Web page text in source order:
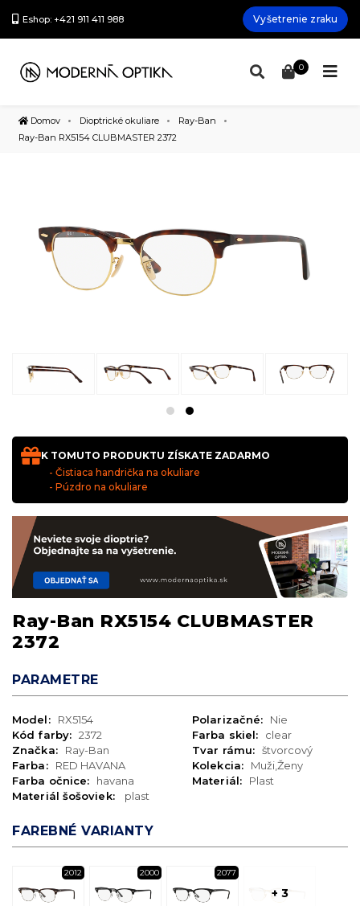
Eshop: +421 911 411 988 Vyšetrenie zraku
0
Domov Dioptrické okuliare
Ray-Ban
Ray-Ban RX5154 CLUBMASTER 2372
K TOMUTO PRODUKTU ZÍSKATE ZADARMO
- Čistiaca handrička na okuliare
- Púzdro na okuliare
Ray-Ban RX5154 CLUBMASTER
2372
PARAMETRE
Model:
RX5154
Kód farby: 2372
Značka:
Ray-Ban
Farba:
RED HAVANA
Farba očnice:
havana
Materiál šošoviek:
plast
Polarizačné:
Nie
Farba skiel:
clear
Tvar rámu: štvorcový
Kolekcia:
Muži,Ženy
Materiál:
Plast
FAREBNÉ VARIANTY
2012 2000 2077
+ 3